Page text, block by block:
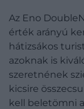
Az Eno
érték arányú
hátizsákos
azoknak is
szeretnének
kicsire
kell beletömni